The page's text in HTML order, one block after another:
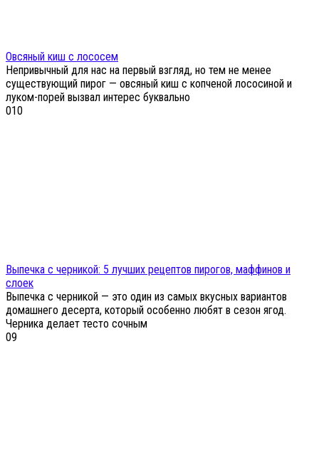
Овсяный киш с лососем
Непривычный для нас на первый взгляд, но тем не менее
существующий пирог — овсяный киш с копченой лососиной и
луком-порей вызвал интерес буквально
010
Выпечка с черникой: 5 лучших рецептов пирогов, маффинов и
слоек
Выпечка с черникой — это один из самых вкусных вариантов
домашнего десерта, который особенно любят в сезон ягод.
Черника делает тесто сочным
09